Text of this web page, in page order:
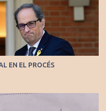
EN EL PROCÉS